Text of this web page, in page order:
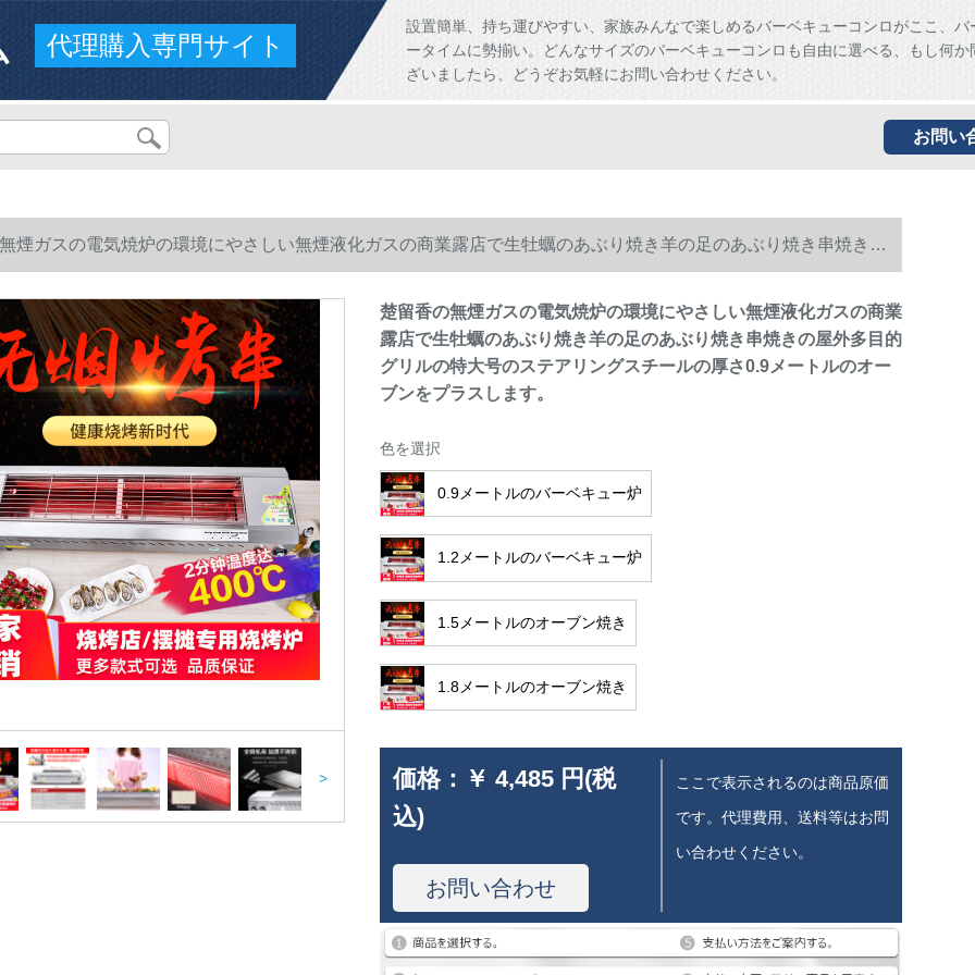
代理購入専門サイト
設置簡単、持ち運びやすい、家族みんなで楽しめるバーベキューコンロがここ、バ
ータイムに勢揃い。どんなサイズのバーベキューコンロも自由に選べる、もし何か
ざいましたら、どうぞお気軽にお問い合わせください。
お問い
煙ガスの電気焼炉の環境にやさしい無煙液化ガスの商業露店で生牡蠣のあぶり焼き羊の足のあぶり焼き串焼きの
リルの特大号のステアリングスチールの厚さ0.9メートルのオーブンをプラスします。
>
楚留香の無煙ガスの電気焼炉の環境にやさしい無煙液化ガスの商業
露店で生牡蠣のあぶり焼き羊の足のあぶり焼き串焼きの屋外多目的
グリルの特大号のステアリングスチールの厚さ0.9メートルのオー
ブンをプラスします。
色を選択
0.9メートルのバーベキュー炉
1.2メートルのバーベキュー炉
1.5メートルのオーブン焼き
1.8メートルのオーブン焼き
価格： ￥ 4,485 円(税
込)
お問い合わせ
ここで表示されるのは商品原価
です。代理費用、送料等はお問
い合わせください。